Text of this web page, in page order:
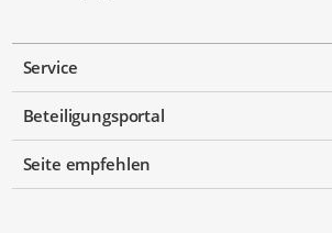
Service
Beteiligungsportal
Seite empfehlen